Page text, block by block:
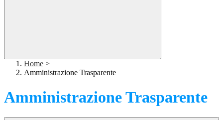
Home >
Amministrazione Trasparente
Amministrazione Trasparente